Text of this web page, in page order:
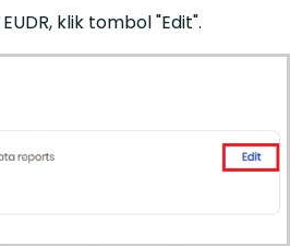
klik tombol "Edit".